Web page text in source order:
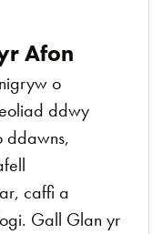
Afon
o
ddwy
ddawns,
caffi a
Gall Glan yr